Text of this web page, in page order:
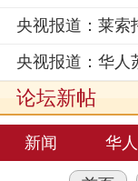
打击犯罪
央视报道：莱索
护航华
央视报道：华人
论坛新帖
新闻 华人